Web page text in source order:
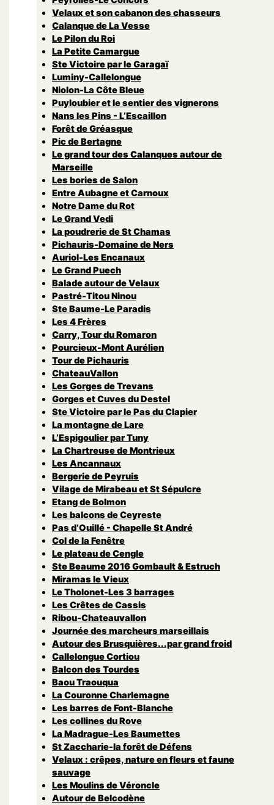
Velaux et son cabanon des chasseurs
Calanque de La Vesse
Le Pilon du Roi
La Petite Camargue
Ste Victoire par le Garagaï
Luminy-Callelongue
Niolon-La Côte Bleue
Puyloubier et le sentier des vignerons
Nans les Pins - L’Escaillon
Forêt de Gréasque
Pic de Bertagne
Le grand tour des Calanques autour de
Marseille
Les bories de Salon
Entre Aubagne et Carnoux
Notre Dame du Rot
Le Grand Vedi
La poudrerie de St Chamas
Pichauris-Domaine de Ners
Auriol-Les Encanaux
Le Grand Puech
Balade autour de Velaux
Pastré-Titou Ninou
Ste Baume-Le Paradis
Les 4 Frères
Carry, Tour du Romaron
Pourcieux-Mont Aurélien
Tour de Pichauris
ChateauVallon
Les Gorges de Trevans
Gorges et Cuves du Destel
Ste Victoire par le Pas du Clapier
La montagne de Lare
L’Espigoulier par Tuny
La Chartreuse de Montrieux
Les Ancannaux
Bergerie de Peyruis
Vilage de Mirabeau et St Sépulcre
Etang de Bolmon
Les balcons de Ceyreste
Pas d’Ouillé - Chapelle St André
Col de la Fenêtre
Le plateau de Cengle
Ste Beaume 2016 Gombault & Estruch
Miramas le Vieux
Le Tholonet-Les 3 barrages
Les Crêtes de Cassis
Ribou-Chateauvallon
Journée des marcheurs marseillais
Autour des Brusquières...par grand froid
Callelongue Cortiou
Balcon des Tourdes
Baou Traouqua
La Couronne Charlemagne
Les barres de Font-Blanche
Les collines du Rove
La Madrague-Les Baumettes
St Zaccharie-la forêt de Défens
Velaux : crêpes, nature en fleurs et faune
sauvage
Les Moulins de Véroncle
Autour de Belcodène